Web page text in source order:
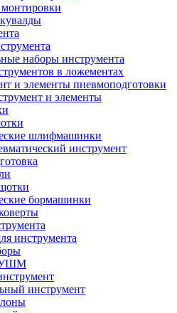
наборы инструмента
в ложементах
и элементы пневмоподготовки
и элементы
шлифмашинки
инструмент
бормашинки
инструмента
УШМ
инструмент